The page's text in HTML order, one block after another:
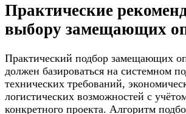
Практические
выбору замещающих
Практический подбор замещающих
должен базироваться на системном
технических требований,
логистических возможностей с
конкретного проекта. Алгоритм